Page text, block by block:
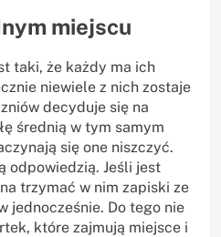
miejscu
taki, że każdy ma ich
niewiele z nich zostaje
decyduje się na
średnią w tym samym
się one niszczyć.
odpowiedzią. Jeśli jest
trzymać w nim zapiski ze
jednocześnie. Do tego nie
które zajmują miejsce i